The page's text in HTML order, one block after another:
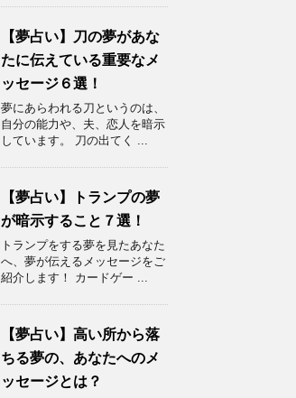
【夢占い】刀の夢があな
たに伝えている重要なメ
ッセージ６選！
夢にあらわれる刀というのは、
自分の能力や、夫、恋人を暗示
しています。 刀の出てく ...
【夢占い】トランプの夢
が暗示すること７選！
トランプをする夢を見たあなた
へ、夢が伝えるメッセージをご
紹介します！ カードゲー ...
【夢占い】高い所から落
ちる夢の、あなたへのメ
ッセージとは？